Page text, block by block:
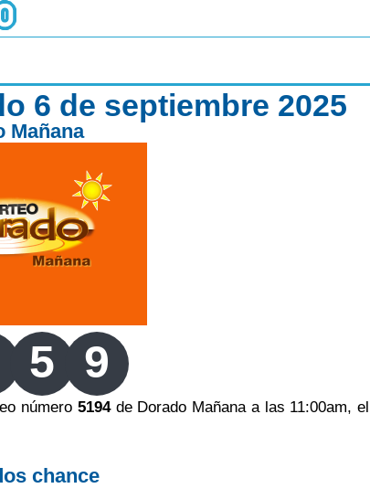
6 de septiembre 2025
Mañana
5 9
número 5194de Dorado Mañana a las 11:00am, el
chance